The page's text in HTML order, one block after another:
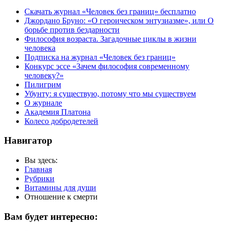
Скачать журнал «Человек без границ» бесплатно
Джордано Бруно: «О героическом энтузиазме», или О
борьбе против бездарности
Философия возраста. Загадочные циклы в жизни
человека
Подписка на журнал «Человек без границ»
Конкурс эссе «Зачем философия современному
человеку?»
Пилигрим
Убунту: я существую, потому что мы существуем
О журнале
Академия Платона
Колесо добродетелей
Навигатор
Вы здесь:
Главная
Рубрики
Витамины для души
Отношение к смерти
Вам будет интересно: